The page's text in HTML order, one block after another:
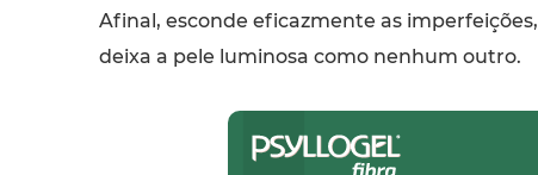
Afinal, esconde eficazmente as imperfeições,
deixa a pele luminosa como nenhum outro.